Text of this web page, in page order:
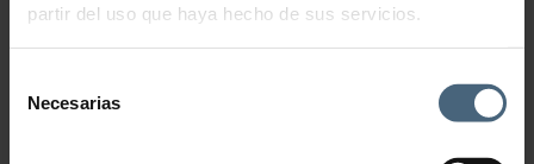
partir del uso que haya hecho de sus servicios.
Necesarias
Socio Gym Plus